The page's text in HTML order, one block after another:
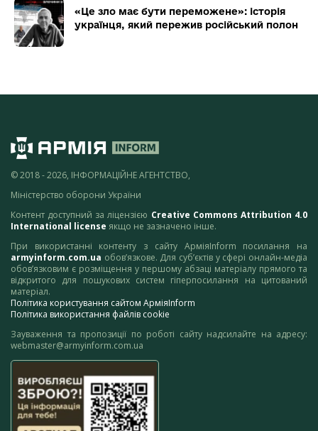
«Це зло має бути переможене»: історія
українця, який пережив російський полон
© 2018 - 2026, ІНФОРМАЦІЙНЕ АГЕНТСТВО,
Міністерство оборони України
Контент доступний за ліцензією Creative Commons Attribution 4.0
International license якщо не зазначено інше.
При використанні контенту з сайту АрміяInform посилання на
armyinform.com.ua обов’язкове. Для суб’єктів у сфері онлайн-медіа
обов’язковим є розміщення у першому абзаці матеріалу прямого та
відкритого для пошукових систем гіперпосилання на цитований
матеріал.
Політика користування сайтом АрміяInform
Політика використання файлів cookie
Зауваження та пропозиції по роботі сайту надсилайте на адресу:
webmaster@armyinform.com.ua